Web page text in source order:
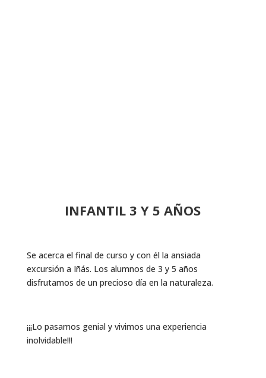
INFANTIL 3 Y 5 AÑOS
Se acerca el final de curso y con él la ansiada
excursión a Iñás. Los alumnos de 3 y 5 años
disfrutamos de un precioso día en la naturaleza.
¡¡¡Lo pasamos genial y vivimos una experiencia
inolvidable!!!